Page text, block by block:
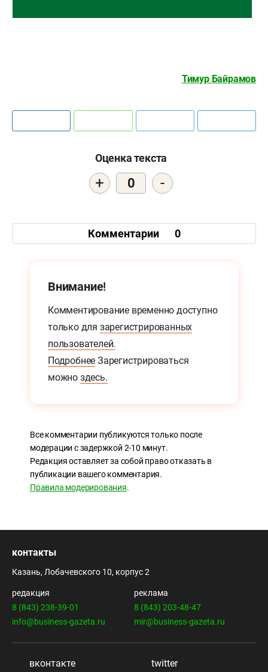
Тимур Байрамов
Оценка текста
+ 0 -
Комментарии 0
Внимание!
Комментирование временно доступно
только для зарегистрированных
пользователей.
Подробнее Зарегистрироваться
можно здесь.
Все комментарии публикуются только после
модерации с задержкой 2-10 минут.
Редакция оставляет за собой право отказать в
публикации вашего комментария.
Правила модерирования.
контакты
Казань, Лобачевского 10, корпус 2
редакция
8 (843) 238-39-01
info@business-gazeta.ru
реклама
8 (843) 203-48-47
mir@business-gazeta.ru
вконтакте twitter